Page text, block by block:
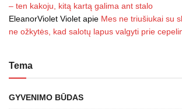
– ten kakoju, kitą kartą galima ant stalo
EleanorViolet Violet apie Mes ne triušiukai su
ne ožkytės, kad salotų lapus valgyti prie
Tema
GYVENIMO BŪDAS